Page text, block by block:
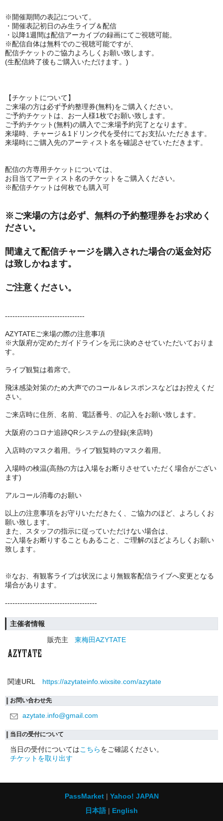
※開催期間の表記について。
・開催表記初日のみ生ライブ＆配信
・以降1週間は配信アーカイブの録画にてご視聴可能。
※配信自体は無料でのご視聴可能ですが、
配信チケットのご協力よろしくお願い致します。
(生配信終了後もご購入いただけます。)
【チケットについて】
ご来場の方は必ず予約整理券(無料)をご購入ください。
ご予約チケットは、お一人様1枚でお願い致します。
ご予約チケット(無料)の購入でご来場予約完了となります。
来場時、チャージ＆1ドリンク代を受付にてお支払いただきます。
来場時にご購入先のアーティスト名を確認させていただきます。
配信の方専用チケットについては、
お目当てアーティスト名のチケットをご購入ください。
※配信チケットは何枚でも購入可
※ご来場の方は必ず、無料の予約整理券をお求めく
ださい。
間違えて配信チャージを購入された場合の返金対応
は致しかねます。
ご注意ください。
--------------------------------
AZYTATEご来場の際の注意事項
※大阪府が定めたガイドラインを元に決めさせていただいておりま
す。
ライブ観覧は着席で。
飛沫感染対策のため大声でのコール＆レスポンスなどはお控えくだ
さい。
ご来店時に住所、名前、電話番号、の記入をお願い致します。
大阪府のコロナ追跡QRシステムの登録(来店時)
入店時のマスク着用。ライブ観覧時のマスク着用。
入場時の検温(高熱の方は入場をお断りさせていただく場合がござい
ます)
アルコール消毒のお願い
以上の注意事項をお守りいただきたく、ご協力のほど、よろしくお
願い致します。
また、スタッフの指示に従っていただけない場合は、
ご入場をお断りすることもあること、ご理解のほどよろしくお願い
致します。
※なお、有観客ライブは状況により無観客配信ライブへ変更となる
場合があります。
-------------------------------------
主催者情報
販売主
東梅田AZYTATE
関連URL https://azytateinfo.wixsite.com/azytate
お問い合わせ先
azytate.info@gmail.com
当日の受付について
当日の受付についてはこちらをご確認ください。
チケットを取り出す
PassMarket
Yahoo! JAPAN
日本語
English